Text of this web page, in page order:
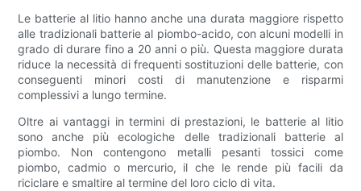
Le batterie al litio hanno anche una durata maggiore rispetto
alle tradizionali batterie al piombo-acido, con alcuni modelli in
grado di durare fino a 20 anni o più. Questa maggiore durata
riduce la necessità di frequenti sostituzioni delle batterie, con
conseguenti minori costi di manutenzione e risparmi
complessivi a lungo termine.
Oltre ai vantaggi in termini di prestazioni, le batterie al litio
sono anche più ecologiche delle tradizionali batterie al
piombo. Non contengono metalli pesanti tossici come
piombo, cadmio o mercurio, il che le rende più facili da
riciclare e smaltire al termine del loro ciclo di vita.